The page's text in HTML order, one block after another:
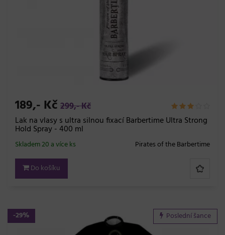
189,- Kč 299,- Kč
Lak na vlasy s ultra silnou fixací Barbertime Ultra Strong
Hold Spray - 400 ml
Pirates of the Barbertime
Skladem 20 a více ks
Do košíku
-29% Poslední šance